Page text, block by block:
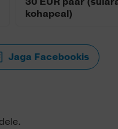
kohapeal)
Jaga Facebookis